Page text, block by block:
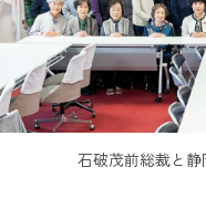
石破茂前総裁と